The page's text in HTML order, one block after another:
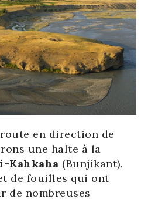
en direction de
une halte à la
Kahkaha (Bunjikant).
de fouilles qui ont
de nombreuses